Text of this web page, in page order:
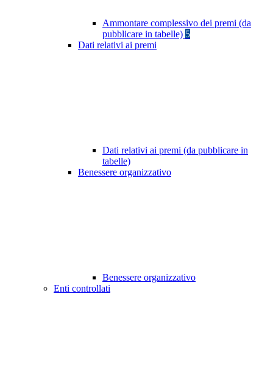
Ammontare complessivo dei premi (da
pubblicare in tabelle) 5
Dati relativi ai premi
Dati relativi ai premi (da pubblicare in
tabelle)
Benessere organizzativo
Benessere organizzativo
Enti controllati